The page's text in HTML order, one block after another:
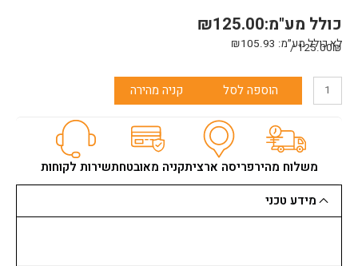
₪125.00כולל מע"מ:
לא כולל מע״מ: ₪105.93
125.00₪ /
כמות
בירכיים
ג'ל
הוספה לסל קניה מהירה
משלוח מהירפריסה ארציתקניה מאובטחתשירות לקוחות
מידע טכני